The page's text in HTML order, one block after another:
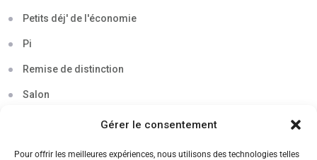
Gérer le consentement
Pour offrir les meilleures expériences, nous utilisons des technologies telles
Petits déj' de l'économie
Pi
Remise de distinction
Salon